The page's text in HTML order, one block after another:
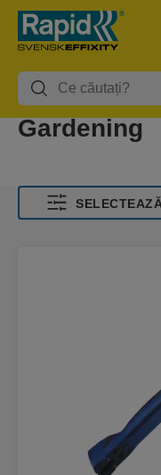
Gardening